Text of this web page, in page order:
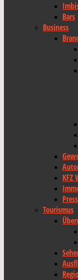
Bars
Business
KFZ
Tourismus